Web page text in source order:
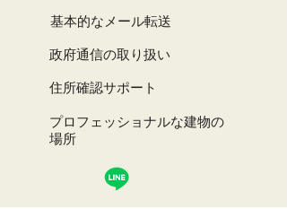
基本的なメール転送
政府通信の取り扱い
住所確認サポート
プロフェッショナルな建物の
場所